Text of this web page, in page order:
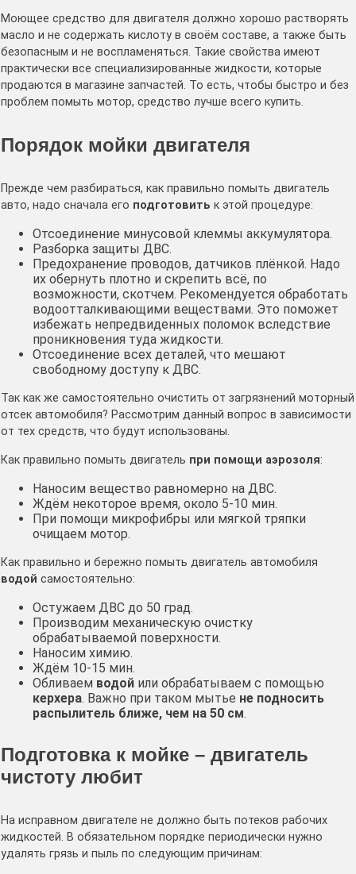
Моющее средство для двигателя должно хорошо растворять
масло и не содержать кислоту в своём составе, а также быть
безопасным и не воспламеняться. Такие свойства имеют
практически все специализированные жидкости, которые
продаются в магазине запчастей. То есть, чтобы быстро и без
проблем помыть мотор, средство лучше всего купить.
Порядок мойки двигателя
Прежде чем разбираться, как правильно помыть двигатель
авто, надо сначала его подготовить к этой процедуре:
Отсоединение минусовой клеммы аккумулятора.
Разборка защиты ДВС.
Предохранение проводов, датчиков плёнкой. Надо
их обернуть плотно и скрепить всё, по
возможности, скотчем. Рекомендуется обработать
водоотталкивающими веществами. Это поможет
избежать непредвиденных поломок вследствие
проникновения туда жидкости.
Отсоединение всех деталей, что мешают
свободному доступу к ДВС.
Так как же самостоятельно очистить от загрязнений моторный
отсек автомобиля? Рассмотрим данный вопрос в зависимости
от тех средств, что будут использованы.
Как правильно помыть двигатель при помощи аэрозоля:
Наносим вещество равномерно на ДВС.
Ждём некоторое время, около 5-10 мин.
При помощи микрофибры или мягкой тряпки
очищаем мотор.
Как правильно и бережно помыть двигатель автомобиля
водой самостоятельно:
Остужаем ДВС до 50 град.
Производим механическую очистку
обрабатываемой поверхности.
Наносим химию.
Ждём 10-15 мин.
Обливаем водой или обрабатываем с помощью
керхера. Важно при таком мытье не подносить
распылитель ближе, чем на 50 см.
Подготовка к мойке – двигатель
чистоту любит
На исправном двигателе не должно быть потеков рабочих
жидкостей. В обязательном порядке периодически нужно
удалять грязь и пыль по следующим причинам: